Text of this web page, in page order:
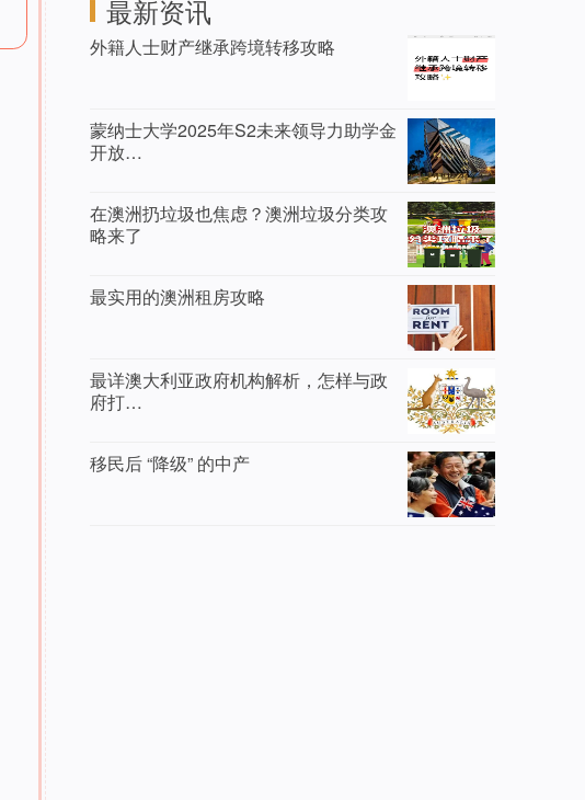
最新资讯
外籍人士财产继承跨境转移攻略
蒙纳士大学2025年S2未来领导力助学金
开放…
在澳洲扔垃圾也焦虑？澳洲垃圾分类攻
略来了
最实用的澳洲租房攻略
最详澳大利亚政府机构解析，怎样与政
府打…
移民后 “降级” 的中产